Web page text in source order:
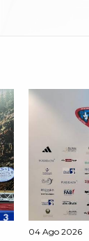
04 Ago 2026